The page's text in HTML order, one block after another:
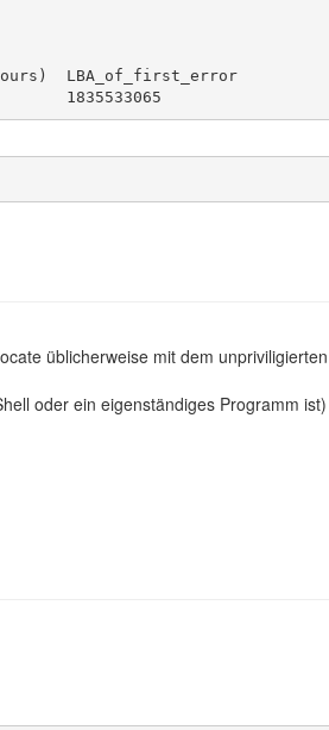
LBA_of_first_error
1835533065
üblicherweise mit dem
oder ein eigenständiges Programm ist)